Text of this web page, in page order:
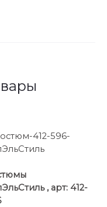
, арт: 412-